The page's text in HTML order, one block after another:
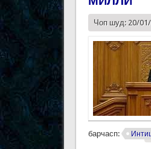
Чоп шуд: 20/
барчасп: